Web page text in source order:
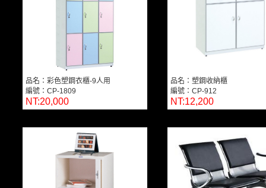
品名：彩色塑鋼衣櫃-9人用
編號：CP-1809
NT:20,000
品名：塑鋼收納櫃
編號：CP-912
NT:12,200